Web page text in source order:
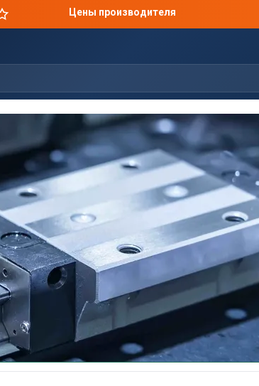
Цены производителя